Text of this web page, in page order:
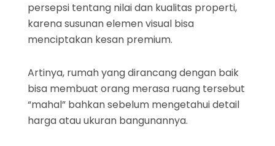
persepsi tentang nilai dan kualitas properti,
karena susunan elemen visual bisa
menciptakan kesan premium.
Artinya, rumah yang dirancang dengan baik
bisa membuat orang merasa ruang tersebut
“mahal” bahkan sebelum mengetahui detail
harga atau ukuran bangunannya.